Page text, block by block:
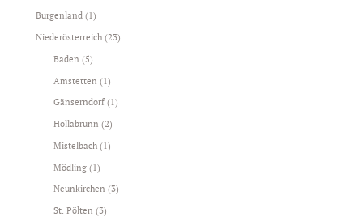
Burgenland (1)
Niederösterreich (23)
Baden (5)
Amstetten (1)
Gänserndorf(1)
Hollabrunn (2)
Mistelbach (1)
Mödling (1)
Neunkirchen (3)
St. Pölten (3)